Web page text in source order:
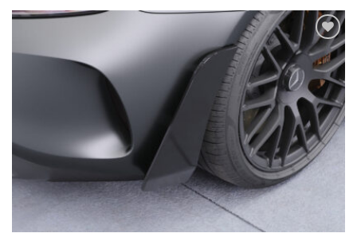
Ajouter
à la
wishlist